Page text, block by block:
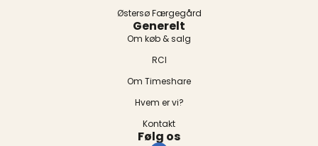
Østersø Færgegård
Generelt
Om køb & salg
RCI
Om Timeshare
Hvem er vi?
Kontakt
Følg os